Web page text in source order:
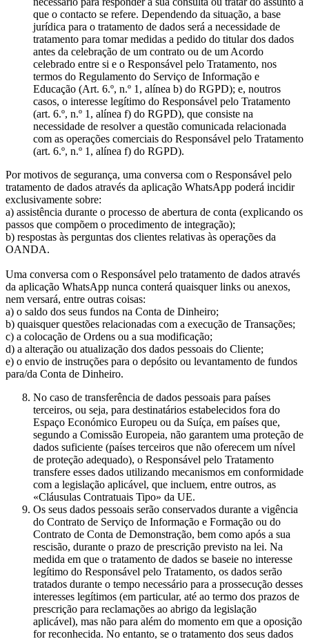
que o contacto se refere. Dependendo da situação, a base
jurídica para o tratamento de dados será a necessidade de
tratamento para tomar medidas a pedido do titular dos dados
antes da celebração de um contrato ou de um Acordo
celebrado entre si e o Responsável pelo Tratamento, nos
termos do Regulamento do Serviço de Informação e
Educação (Art. 6.º, n.º 1, alínea b) do RGPD); e, noutros
casos, o interesse legítimo do Responsável pelo Tratamento
(art. 6.º, n.º 1, alínea f) do RGPD), que consiste na
necessidade de resolver a questão comunicada relacionada
com as operações comerciais do Responsável pelo Tratamento
(art. 6.º, n.º 1, alínea f) do RGPD).
Por motivos de segurança, uma conversa com o Responsável pelo
tratamento de dados através da aplicação WhatsApp poderá incidir
exclusivamente sobre:
a) assistência durante o processo de abertura de conta (explicando os
passos que compõem o procedimento de integração);
b) respostas às perguntas dos clientes relativas às operações da
OANDA.
Uma conversa com o Responsável pelo tratamento de dados através
da aplicação WhatsApp nunca conterá quaisquer links ou anexos,
nem versará, entre outras coisas:
a) o saldo dos seus fundos na Conta de Dinheiro;
b) quaisquer questões relacionadas com a execução de Transações;
c) a colocação de Ordens ou a sua modificação;
d) a alteração ou atualização dos dados pessoais do Cliente;
e) o envio de instruções para o depósito ou levantamento de fundos
para/da Conta de Dinheiro.
No caso de transferência de dados pessoais para países
terceiros, ou seja, para destinatários estabelecidos fora do
Espaço Económico Europeu ou da Suíça, em países que,
segundo a Comissão Europeia, não garantem uma proteção de
dados suficiente (países terceiros que não oferecem um nível
de proteção adequado), o Responsável pelo Tratamento
transfere esses dados utilizando mecanismos em conformidade
com a legislação aplicável, que incluem, entre outros, as
«Cláusulas Contratuais Tipo» da UE.
Os seus dados pessoais serão conservados durante a vigência
do Contrato de Serviço de Informação e Formação ou do
Contrato de Conta de Demonstração, bem como após a sua
rescisão, durante o prazo de prescrição previsto na lei. Na
medida em que o tratamento de dados se baseie no interesse
legítimo do Responsável pelo Tratamento, os dados serão
tratados durante o tempo necessário para a prossecução desses
interesses legítimos (em particular, até ao termo dos prazos de
prescrição para reclamações ao abrigo da legislação
aplicável), mas não para além do momento em que a oposição
for reconhecida. No entanto, se o tratamento dos seus dados